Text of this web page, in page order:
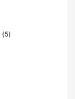
(5)